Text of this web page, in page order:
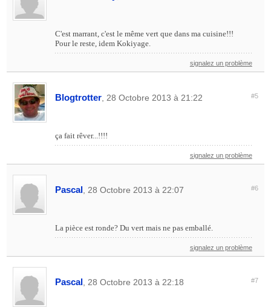
C'est marrant, c'est le même vert que dans ma cuisine!!!
Pour le reste, idem Kokiyage.
signalez un problème
Blogtrotter , 28 Octobre 2013 à 21:22 #5
ça fait rêver...!!!!
signalez un problème
Pascal , 28 Octobre 2013 à 22:07 #6
La pièce est ronde? Du vert mais ne pas emballé.
signalez un problème
Pascal , 28 Octobre 2013 à 22:18 #7